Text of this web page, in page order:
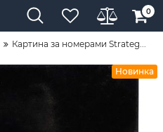
0
Картина за номерами Strateg...
Новинка